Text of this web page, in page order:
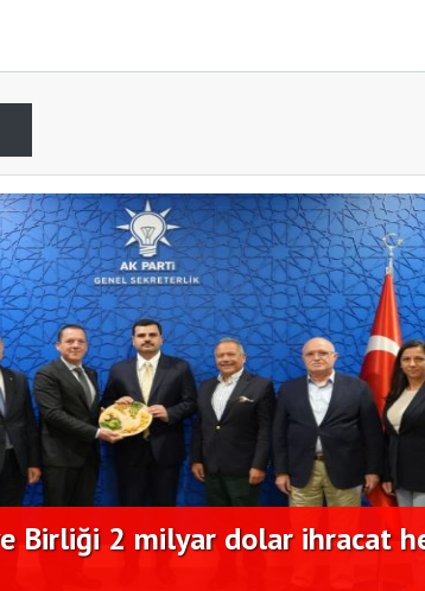
Birliği 2 milyar dolar ihracat